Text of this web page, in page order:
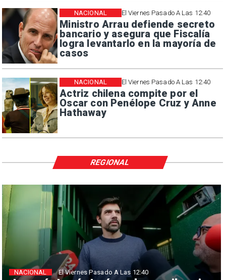
El Viernes Pasado A Las 12:40
Ministro Arrau defiende secreto
bancario y asegura que Fiscalía
logra levantarlo en la mayoría de
casos
NACIONAL
El Viernes Pasado A Las 12:40
Actriz chilena compite por el
Oscar con Penélope Cruz y Anne
Hathaway
NACIONAL
NACIONAL El Viernes Pasado A Las 12:40
REGIONAL